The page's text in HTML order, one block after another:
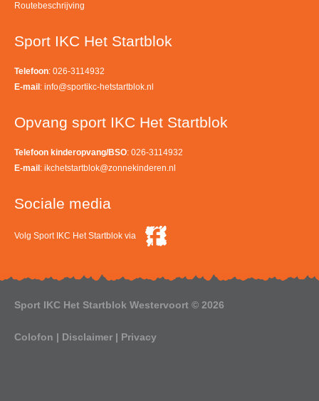
Routebeschrijving
Sport IKC Het Startblok
Telefoon: 026-3114932
E-mail : info@sportikc-hetstartblok.nl
Opvang sport IKC Het Startblok
Telefoon kinderopvang/BSO: 026-3114932
E-mail : ikchetstartblok@zonnekinderen.nl
Sociale media
Volg Sport IKC Het Startblok via
Sport IKC Het Startblok Westervoort © 2026
Colofon | Disclaimer | Privacy